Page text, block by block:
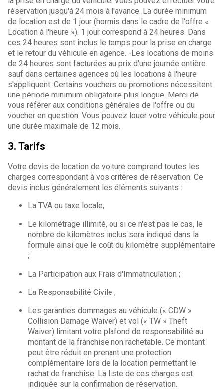
réservation jusqu'à 24 mois à l'avance. La durée minimum
de location est de 1 jour (hormis dans le cadre de l'offre «
Location à l'heure »). 1 jour correspond à 24 heures. Dans
ces 24 heures sont inclus le temps pour la prise en charge
et le retour du véhicule en agence. -Les locations de moins
de 24 heures sont facturées au prix d'une journée entière
sauf dans certaines agences où les locations à l'heure
s'appliquent. Certains vouchers ou promotions nécessitent
une période minimum obligatoire plus longue. Merci de
vous référer aux conditions générales de l'offre ou du
voucher en question. Vous pouvez louer votre véhicule pour
une durée maximale de 12 mois.
3. Tarifs
Votre devis de location de voiture comprend toutes les
charges correspondant à vos critères de réservation. Ce
devis inclus généralement les éléments suivants :
La TVA ou taxe locale;
Le kilométrage illimité, ou si ce n'est pas le cas, le
nombre de kilomètres inclus sera indiqué dans la
formule ainsi que le coût du kilomètre supplémentaire
;
La Participation aux Frais d'Immatriculation ;
La Responsabilité Civile ;
Les garanties dommages au véhicule (« CDW »
Collision Damage Waiver) et vol (« TW » Theft
Waiver) limitant votre plafond de responsabilité au
montant de la franchise non rachetable. Ce montant
peut être réduit en prenant une protection
complémentaire lors de la location permettant le
rachat de franchise. La liste de ces charges est
indiquée sur la confirmation de réservation.